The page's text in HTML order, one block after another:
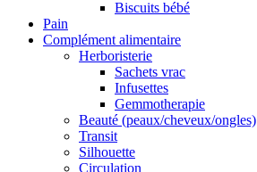
Biscuits bébé
Pain
Complément alimentaire
Herboristerie
Sachets vrac
Infusettes
Gemmotherapie
Beauté (peaux/cheveux/ongles)
Transit
Silhouette
Circulation